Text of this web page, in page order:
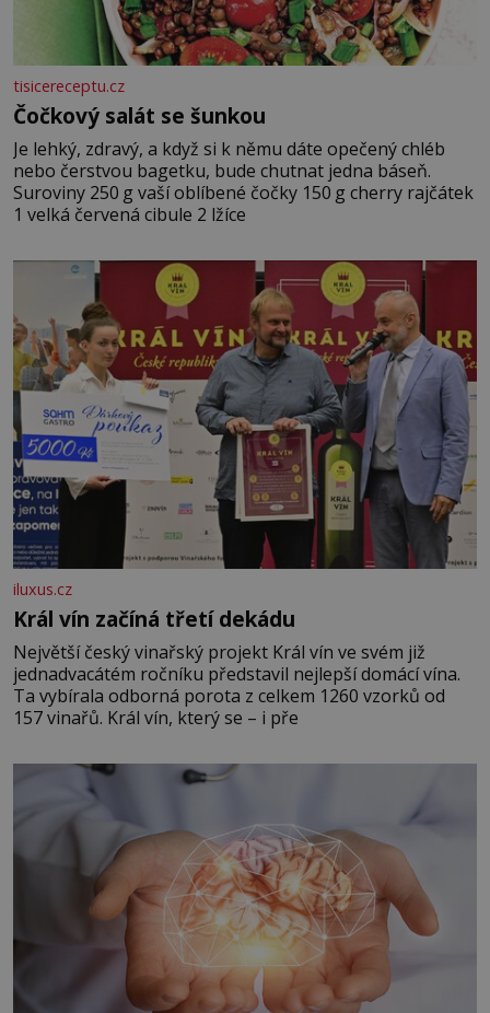
tisicereceptu.cz
Čočkový salát se šunkou
Je lehký, zdravý, a když si k němu dáte opečený chléb
nebo čerstvou bagetku, bude chutnat jedna báseň.
Suroviny 250 g vaší oblíbené čočky 150 g cherry rajčátek
1 velká červená cibule 2 lžíce
iluxus.cz
Král vín začíná třetí dekádu
Největší český vinařský projekt Král vín ve svém již
jednadvacátém ročníku představil nejlepší domácí vína.
Ta vybírala odborná porota z celkem 1260 vzorků od
157 vinařů. Král vín, který se – i pře